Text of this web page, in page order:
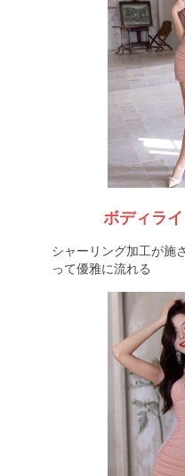
ボディラ
シャーリング加工が施
って優雅に流れる